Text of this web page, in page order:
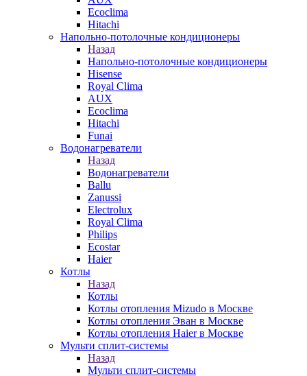
Ecoclima
Hitachi
Напольно-потолочные кондиционеры
Назад
Напольно-потолочные кондиционеры
Hisense
Royal Clima
AUX
Ecoclima
Hitachi
Funai
Водонагреватели
Назад
Водонагреватели
Ballu
Zanussi
Electrolux
Royal Clima
Philips
Ecostar
Haier
Котлы
Назад
Котлы
Котлы отопления Mizudo в Москве
Котлы отопления Эван в Москве
Котлы отопления Haier в Москве
Мульти сплит-системы
Назад
Мульти сплит-системы